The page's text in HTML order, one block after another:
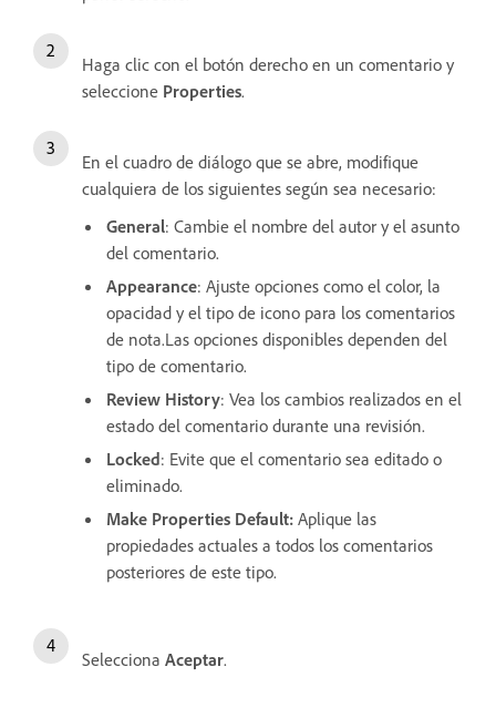
Haga clic con el botón derecho en un comentario y
seleccione Properties.
En el cuadro de diálogo que se abre, modifique
cualquiera de los siguientes según sea necesario:
General: Cambie el nombre del autor y el asunto
del comentario.
Appearance: Ajuste opciones como el color, la
opacidad y el tipo de icono para los comentarios
de nota.Las opciones disponibles dependen del
tipo de comentario.
Review History: Vea los cambios realizados en el
estado del comentario durante una revisión.
Locked: Evite que el comentario sea editado o
eliminado.
Make Properties Default: Aplique las
propiedades actuales a todos los comentarios
posteriores de este tipo.
Selecciona Aceptar.